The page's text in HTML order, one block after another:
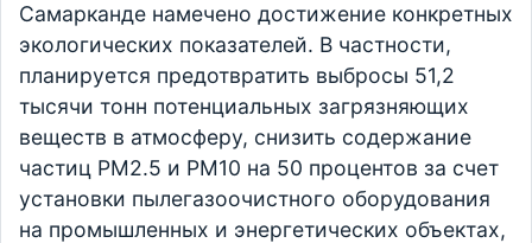
Самарканде намечено достижение конкретных
экологических показателей. В частности,
планируется предотвратить выбросы 51,2
тысячи тонн потенциальных загрязняющих
веществ в атмосферу, снизить содержание
частиц PM2.5 и PM10 на 50 процентов за счет
установки пылегазоочистного оборудования
на промышленных и энергетических объектах,